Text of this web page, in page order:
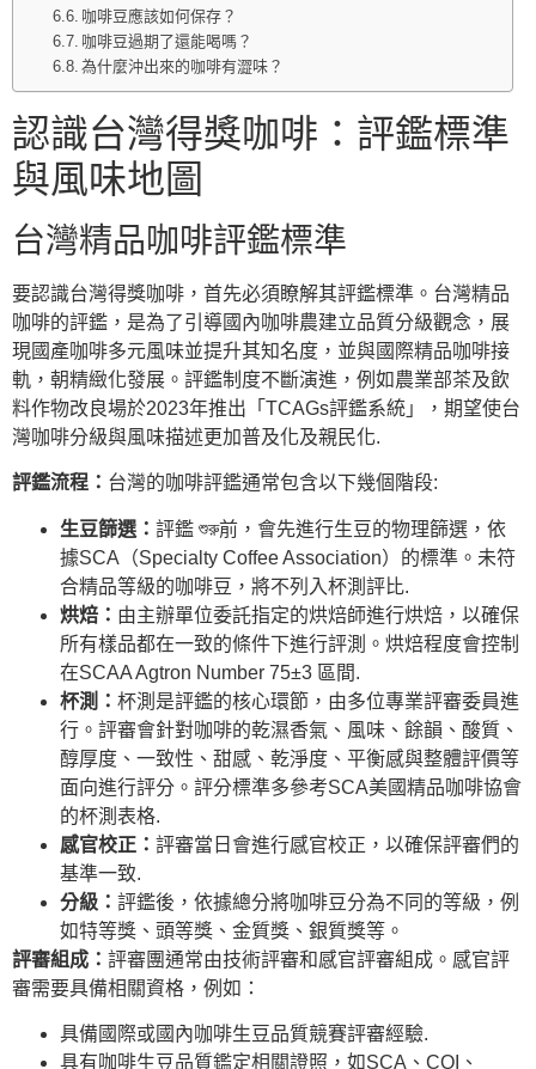
咖啡豆應該如何保存？
咖啡豆過期了還能喝嗎？
為什麼沖出來的咖啡有澀味？
認識台灣得獎咖啡：評鑑標準
與風味地圖
台灣精品咖啡評鑑標準
要認識台灣得獎咖啡，首先必須瞭解其評鑑標準。台灣精品
咖啡的評鑑，是為了引導國內咖啡農建立品質分級觀念，展
現國產咖啡多元風味並提升其知名度，並與國際精品咖啡接
軌，朝精緻化發展。評鑑制度不斷演進，例如農業部茶及飲
料作物改良場於2023年推出「TCAGs評鑑系統」，期望使台
灣咖啡分級與風味描述更加普及化及親民化.
評鑑流程： 台灣的咖啡評鑑通常包含以下幾個階段:
生豆篩選： 評鑑 শুরু前，會先進行生豆的物理篩選，依
據SCA（Specialty Coffee Association）的標準。未符
合精品等級的咖啡豆，將不列入杯測評比.
烘焙： 由主辦單位委託指定的烘焙師進行烘焙，以確保
所有樣品都在一致的條件下進行評測。烘焙程度會控制
在SCAA Agtron Number 75±3 區間.
杯測： 杯測是評鑑的核心環節，由多位專業評審委員進
行。評審會針對咖啡的乾濕香氣、風味、餘韻、酸質、
醇厚度、一致性、甜感、乾淨度、平衡感與整體評價等
面向進行評分。評分標準多參考SCA美國精品咖啡協會
的杯測表格.
感官校正： 評審當日會進行感官校正，以確保評審們的
基準一致.
分級： 評鑑後，依據總分將咖啡豆分為不同的等級，例
如特等獎、頭等獎、金質獎、銀質獎等。
評審組成： 評審團通常由技術評審和感官評審組成。感官評
審需要具備相關資格，例如：
具備國際或國內咖啡生豆品質競賽評審經驗.
具有咖啡生豆品質鑑定相關證照，如SCA、CQI、